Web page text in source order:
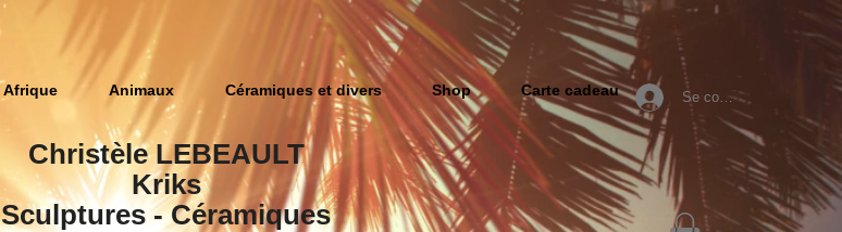
Afrique Animaux Céramiques et divers Shop Carte cadeau Se connecter
Christèle LEBEAULT
Kriks
Sculptures​ - Céramiques